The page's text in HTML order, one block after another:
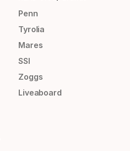
Penn
Tyrolia
Mares
SSI
Zoggs
Liveaboard